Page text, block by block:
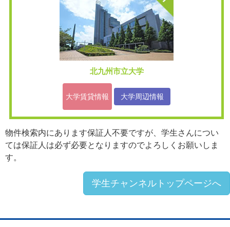
北九州市立大学
大学賃貸情報 大学周辺情報
物件検索内にあります保証人不要ですが、学生さんについ
ては保証人は必ず必要となりますのでよろしくお願いしま
す。
学生チャンネルトップページへ